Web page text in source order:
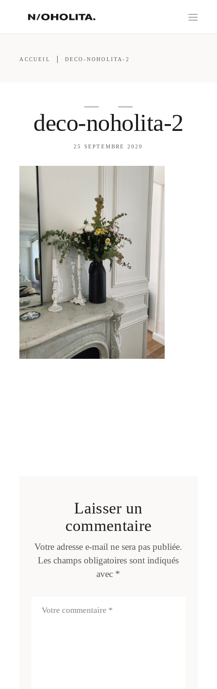
ACCUEIL DECO-NOHOLITA-2
deco-noholita-2
25 SEPTEMBRE 2020
Laisser un
commentaire
Votre adresse e-mail ne sera pas publiée.
Les champs obligatoires sont indiqués
avec *